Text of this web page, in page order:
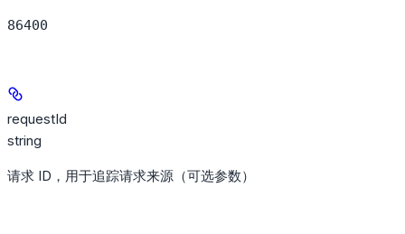
86400
requestId
string
请求 ID，用于追踪请求来源（可选参数）